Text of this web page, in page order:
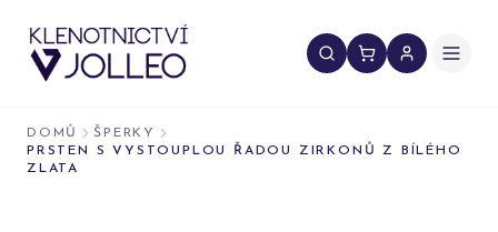
DOMŮ
ŠPERKY
PRSTEN S VYSTOUPLOU ŘADOU ZIRKONŮ Z BÍLÉHO
ZLATA